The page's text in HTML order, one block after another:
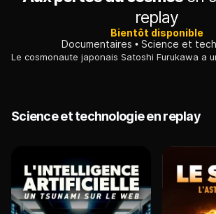
replay
Bientôt disponible
Documentaires
Science et
Science et technologie en replay